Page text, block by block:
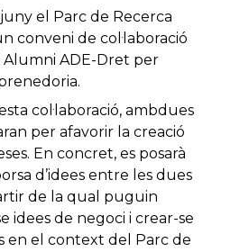
el Parc de Recerca
conveni de col·laboració
Alumni ADE-Dret per
col·laboració, ambdues
per afavorir la creació
En concret, es posarà
d’idees entre les dues
de la qual puguin
idees de negoci i crear-se
en el context del Parc de